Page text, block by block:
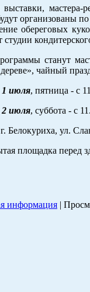
мастера-
организованы
обереговых
станут
чайный
1 июля, пятница - с
2 июля, суббота - с
г. Белокуриха, ул.
перед
информация |